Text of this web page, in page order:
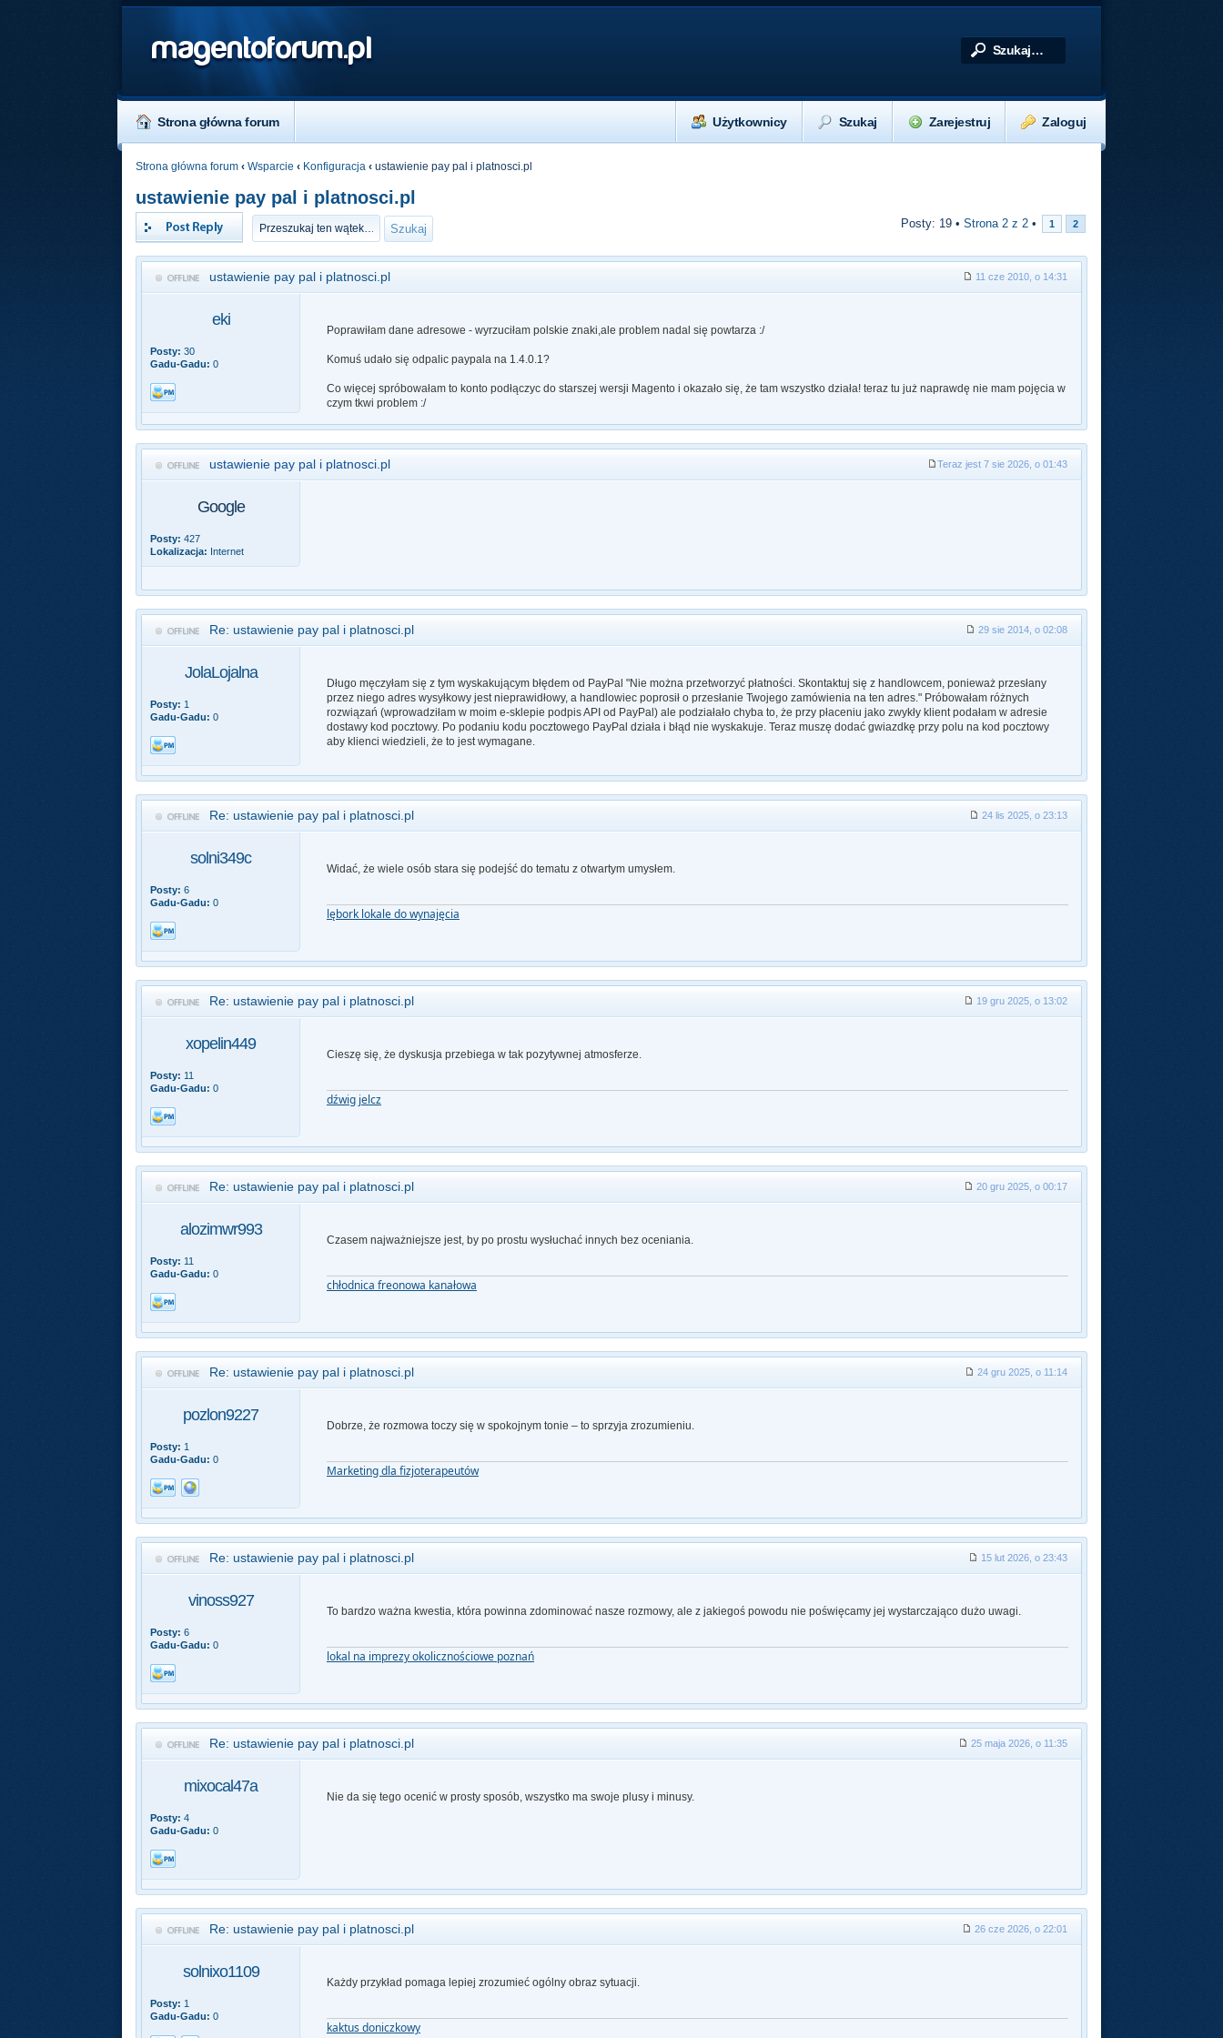
magentoforum.pl
Strona główna forum Zaloguj
Zarejestruj
Szukaj
Użytkownicy
Strona główna forum ‹ Wsparcie ‹ Konfiguracja ‹ ustawienie pay pal i platnosci.pl
ustawienie pay pal i platnosci.pl
Odpowiedz Posty: 19 • Strona 2z 2• 1 2
ustawienie pay pal i platnosci.pl 11 cze 2010, o 14:31
eki
Posty: 30
Gadu-Gadu: 0
Poprawiłam dane adresowe - wyrzuciłam polskie znaki,ale problem nadal się powtarza :/
Komuś udało się odpalic paypala na 1.4.0.1?
Co więcej spróbowałam to konto podłączyc do starszej wersji Magento i okazało się, że tam wszystko działa! teraz tu już naprawdę nie mam pojęcia w
czym tkwi problem :/
ustawienie pay pal i platnosci.pl Teraz jest 7 sie 2026, o 01:43
Google
Posty: 427
Lokalizacja: Internet
Re: ustawienie pay pal i platnosci.pl 29 sie 2014, o 02:08
JolaLojalna
Posty: 1
Gadu-Gadu: 0
Długo męczyłam się z tym wyskakującym błędem od PayPal "Nie można przetworzyć płatności. Skontaktuj się z handlowcem, ponieważ przesłany
przez niego adres wysyłkowy jest nieprawidłowy, a handlowiec poprosił o przesłanie Twojego zamówienia na ten adres." Próbowałam różnych
rozwiązań (wprowadziłam w moim e-sklepie podpis API od PayPal) ale podziałało chyba to, że przy płaceniu jako zwykły klient podałam w adresie
dostawy kod pocztowy. Po podaniu kodu pocztowego PayPal działa i błąd nie wyskakuje. Teraz muszę dodać gwiazdkę przy polu na kod pocztowy
aby klienci wiedzieli, że to jest wymagane.
Re: ustawienie pay pal i platnosci.pl 24 lis 2025, o 23:13
solni349c
Posty: 6
Gadu-Gadu: 0
Widać, że wiele osób stara się podejść do tematu z otwartym umysłem.
lębork lokale do wynajęcia
Re: ustawienie pay pal i platnosci.pl 19 gru 2025, o 13:02
xopelin449
Posty: 11
Gadu-Gadu: 0
Cieszę się, że dyskusja przebiega w tak pozytywnej atmosferze.
dźwig jelcz
Re: ustawienie pay pal i platnosci.pl 20 gru 2025, o 00:17
alozimwr993
Posty: 11
Gadu-Gadu: 0
Czasem najważniejsze jest, by po prostu wysłuchać innych bez oceniania.
chłodnica freonowa kanałowa
Re: ustawienie pay pal i platnosci.pl 24 gru 2025, o 11:14
pozlon9227
Posty: 1
Gadu-Gadu: 0
Dobrze, że rozmowa toczy się w spokojnym tonie – to sprzyja zrozumieniu.
Marketing dla fizjoterapeutów
Re: ustawienie pay pal i platnosci.pl 15 lut 2026, o 23:43
vinoss927
Posty: 6
Gadu-Gadu: 0
To bardzo ważna kwestia, która powinna zdominować nasze rozmowy, ale z jakiegoś powodu nie poświęcamy jej wystarczająco dużo uwagi.
lokal na imprezy okolicznościowe poznań
Re: ustawienie pay pal i platnosci.pl 25 maja 2026, o 11:35
mixocal47a
Posty: 4
Gadu-Gadu: 0
Nie da się tego ocenić w prosty sposób, wszystko ma swoje plusy i minusy.
Re: ustawienie pay pal i platnosci.pl 26 cze 2026, o 22:01
solnixo1109
Posty: 1
Gadu-Gadu: 0
Każdy przykład pomaga lepiej zrozumieć ogólny obraz sytuacji.
kaktus doniczkowy